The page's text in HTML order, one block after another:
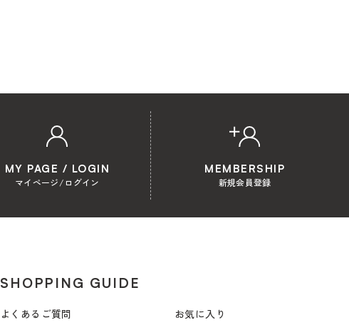
MY PAGE / LOGIN
マイページ/ログイン
MEMBERSHIP
新規会員登録
SHOPPING GUIDE
よくあるご質問 お気に入り